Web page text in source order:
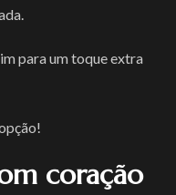
para um toque extra
coração